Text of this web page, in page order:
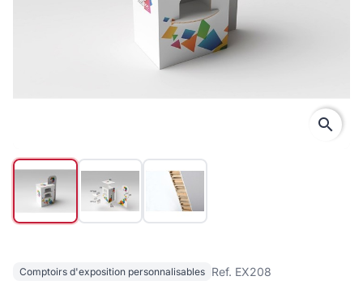
search
Comptoirs d'exposition personnalisables Ref. EX208